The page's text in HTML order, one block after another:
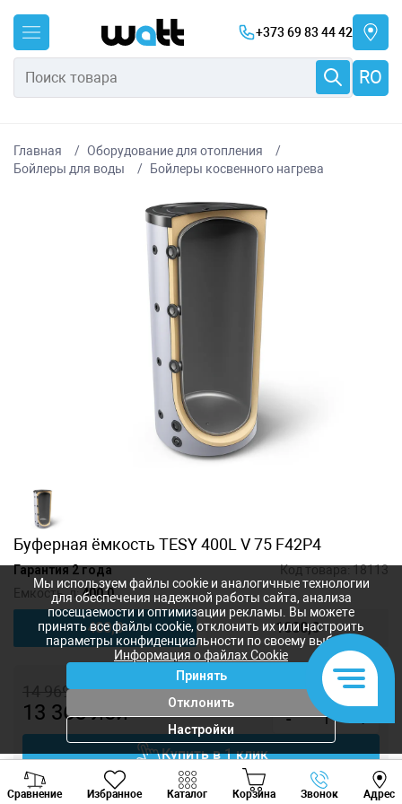
+373 69 83 44 42
RO
Главная
Оборудование для отопления
Бойлеры для воды
Бойлеры косвенного нагрева
Буферная ёмкость TESY 400L V 75 F42P4
Гарантия 2 года Код товара:18113
Емкость, л:400,0
400,0 1000,0
14 969лей
13 365лей - +
Купить в 1 клик
Добавить в корзину
Сравнение Избранное Каталог Корзина Звонок Адрес
Viber Whatsapp
Мы используем файлы cookie и аналогичные технологии
для обеспечения надежной работы сайта, анализа
посещаемости и оптимизации рекламы. Вы можете
принять все файлы cookie, отклонить их или настроить
параметры конфиденциальности по своему выбору.
Информация о файлах Cookie
Принять
Отклонить
Настройки